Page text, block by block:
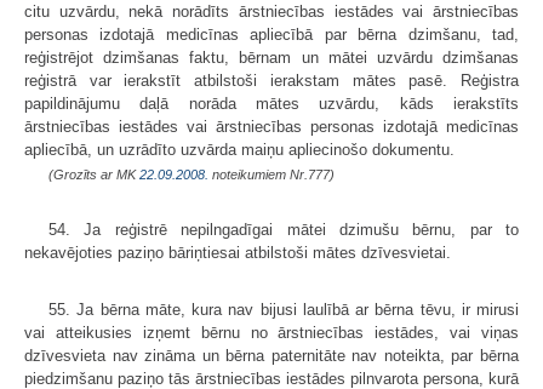
citu uzvārdu, nekā norādīts ārstniecības iestādes vai ārstniecības
personas izdotajā medicīnas aplie­cībā par bērna dzimšanu, tad,
reģistrējot dzimšanas faktu, bērnam un mātei uzvārdu dzimšanas
reģistrā var ierakstīt atbilstoši ierakstam mātes pasē. Reģistra
papildinājumu daļā norāda mātes uzvārdu, kāds ierakstīts
ārstniecības iestādes vai ārstniecības personas izdotajā medicīnas
apliecībā, un uzrādīto uzvārda maiņu apliecinošo dokumentu.
(Grozīts ar MK22.09.2008. noteikumiem Nr.777)
54. Ja reģistrē nepilngadīgai mātei dzimušu bērnu, par to
nekavējoties paziņo bāriņtiesai atbilstoši mātes dzīvesvietai.
55. Ja bērna māte, kura nav bijusi laulībā ar bērna tēvu, ir mirusi
vai attei­kusies izņemt bērnu no ārstniecības iestādes, vai viņas
dzīvesvieta nav zināma un bērna paternitāte nav noteikta, par bērna
piedzimšanu paziņo tās ārstniecības iestādes pilnvarota persona, kurā